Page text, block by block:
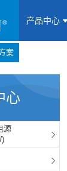
案
产品中心
图
map
心
源